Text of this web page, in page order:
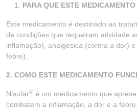
PARA QUE ESTE
Este medicamento é destinado ao
de condições que requeiram atividade
inflamação), analgésica (contra a dor)
febre).
2. COMO ESTE MEDICAMENTO
Nisufar® é um medicamento que
combatem a inflamação, a dor e a